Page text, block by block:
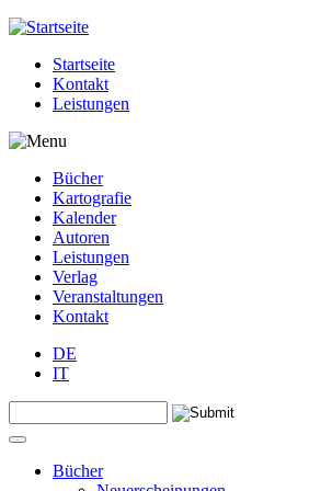
Jump to navigation
Startseite
Kontakt
Leistungen
Bücher
Kartografie
Kalender
Autoren
Leistungen
Verlag
Veranstaltungen
Kontakt
DE
IT
Suchformular
Bücher